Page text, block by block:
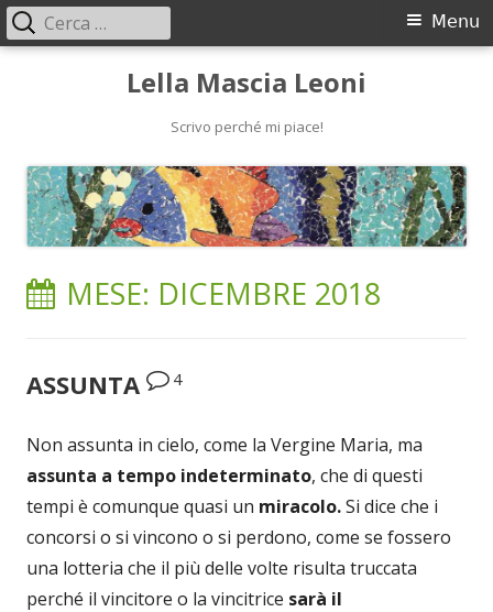
Lella Mascia Leoni
Scrivo perché mi piace!
Menu
principale
Menu
Ricerca
per:
MESE: DICEMBRE 2018
ASSUNTA 4
Non assunta in cielo, come la Vergine Maria, ma
assunta a tempo indeterminato, che di questi
tempi è comunque quasi un miracolo.Si dice che i
concorsi o si vincono o si perdono, come se fossero
una lotteria che il più delle volte risulta truccata
perché il vincitore o la vincitrice sarà il